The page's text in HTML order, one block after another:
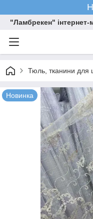
"Ламбрекен" інтернет-
Тюль, тканини для
Новинка